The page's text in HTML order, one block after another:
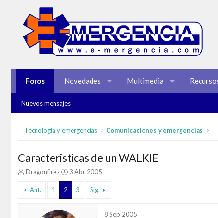
Foros Novedades Multimedia
Nuevos mensajes
Tecnología y emergencias Comunicaciones y emergencias
Caracteristicas de un WALKIE
I
i
Dragonfire
F
e
h
d
3 Abr 2005
Ant. 1 2 3 Sig.
8 Sep 2005